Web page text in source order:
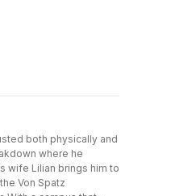
both physically and
where he
wife Lilian brings him to
Von Spatz